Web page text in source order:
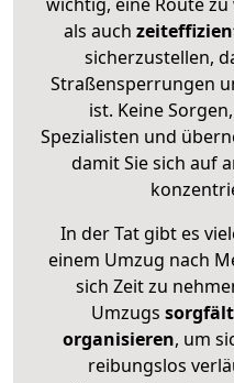
als auch
sicherzustellen,
Straßensperrungen
ist. Keine
Spezialisten und
damit Sie sich auf
In der Tat gibt es
einem Umzug nach
sich Zeit zu
Umzugs
organisieren, um
reibungslos